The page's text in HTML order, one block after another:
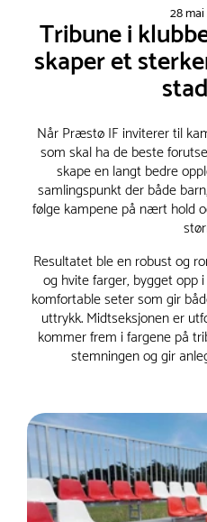
28
Tribune i
skaper et
Når Præstø IF inviterer til
som skal ha de beste
skape en langt bedre
samlingspunkt der både
følge kampene på nært hold
Resultatet ble en robust og
og hvite farger, bygget opp
komfortable seter som gir
uttrykk. Midtseksjonen er
kommer frem i fargene på
stemningen og gir